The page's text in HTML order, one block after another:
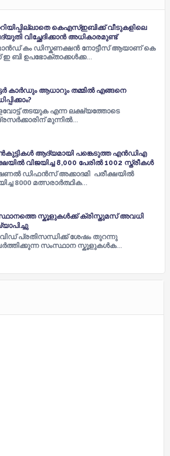
കെഎസ്ഇബിക്ക് വീടുകളിലെ
വിച്ഛേദിക്കാൻ അധികാരമുണ്ട്
കം ഡിസ്കണക്ഷൻ നോട്ടീസ് ആയാണ് കെ
ബി ഉപഭോക്താക്കൾക്ക…
കാര്‍ഡും ആധാറും തമ്മില്‍ എങ്ങനെ
തടയുക എന്ന ലക്ഷ്യത്തോടെ
മുന്നില്‍…
ആദ്യമായി പങ്കെടുത്ത എൻഡിഎ
വിജയിച്ച 8,000 പേരിൽ 1002 സ്ത്രീകൾ
ഡിഫൻസ് അക്കാദമി പരീക്ഷയിൽ
8000 മത്സരാർത്ഥിക…
സ്കൂളുകൾക്ക് ക്രിസ്തുമസ് അവധി
പ്രതിസന്ധിക്ക് ശേഷം തുറന്നു
സംസ്ഥാന സ്കൂളുകൾക…